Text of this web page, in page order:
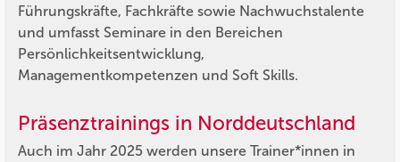
Führungskräfte, Fachkräfte sowie Nachwuchstalente
und umfasst Seminare in den Bereichen
Persönlichkeitsentwicklung,
Managementkompetenzen und Soft Skills.
Präsenztrainings in Norddeutschland
Auch im Jahr 2025 werden unsere Trainer*innen in